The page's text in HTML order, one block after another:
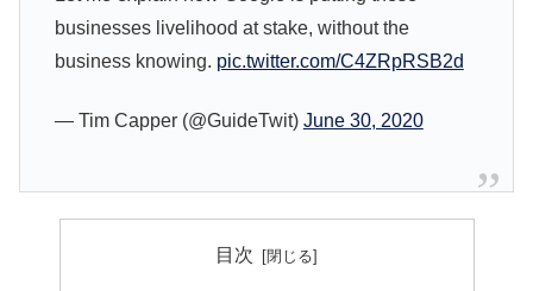
businesses livelihood at stake, without the
business knowing. pic.twitter.com/C4ZRpRSB2d
— Tim Capper (@GuideTwit) June 30, 2020
目次